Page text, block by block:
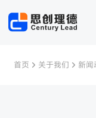
首页 关于我们 新闻